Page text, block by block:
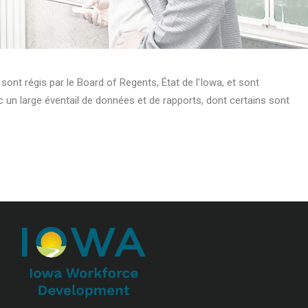
régis par le Board of Regents, État de l'Iowa, et sont
large éventail de données et de rapports, dont certains sont